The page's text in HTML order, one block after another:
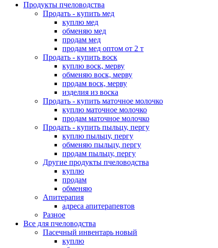
Продукты пчеловодства
Продать - купить мед
куплю мед
обменяю мед
продам мед
продам мед оптом от 2 т
Продать - купить воск
куплю воск, мерву
обменяю воск, мерву
продам воск, мерву
изделия из воска
Продать - купить маточное молочко
куплю маточное молочко
продам маточное молочко
Продать - купить пыльцу, пергу
куплю пыльцу, пергу
обменяю пыльцу, пергу
продам пыльцу, пергу
Другие продукты пчеловодства
куплю
продам
обменяю
Апитерапия
адреса апитерапевтов
Разное
Все для пчеловодства
Пасечный инвентарь новый
куплю